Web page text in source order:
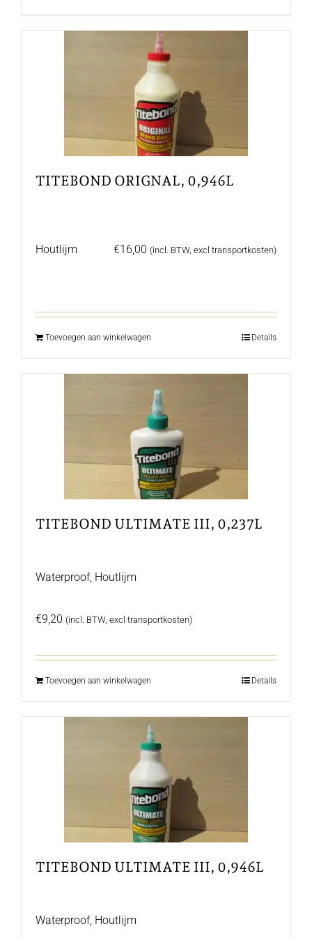
TITEBOND ORIGNAL, 0,946L
Houtlijm €16,00 (incl. BTW, excl transportkosten)
Toevoegen aan winkelwagen Details
TITEBOND ULTIMATE III, 0,237L
Waterproof, Houtlijm
€9,20 (incl. BTW, excl transportkosten)
Toevoegen aan winkelwagen Details
TITEBOND ULTIMATE III, 0,946L
Waterproof, Houtlijm